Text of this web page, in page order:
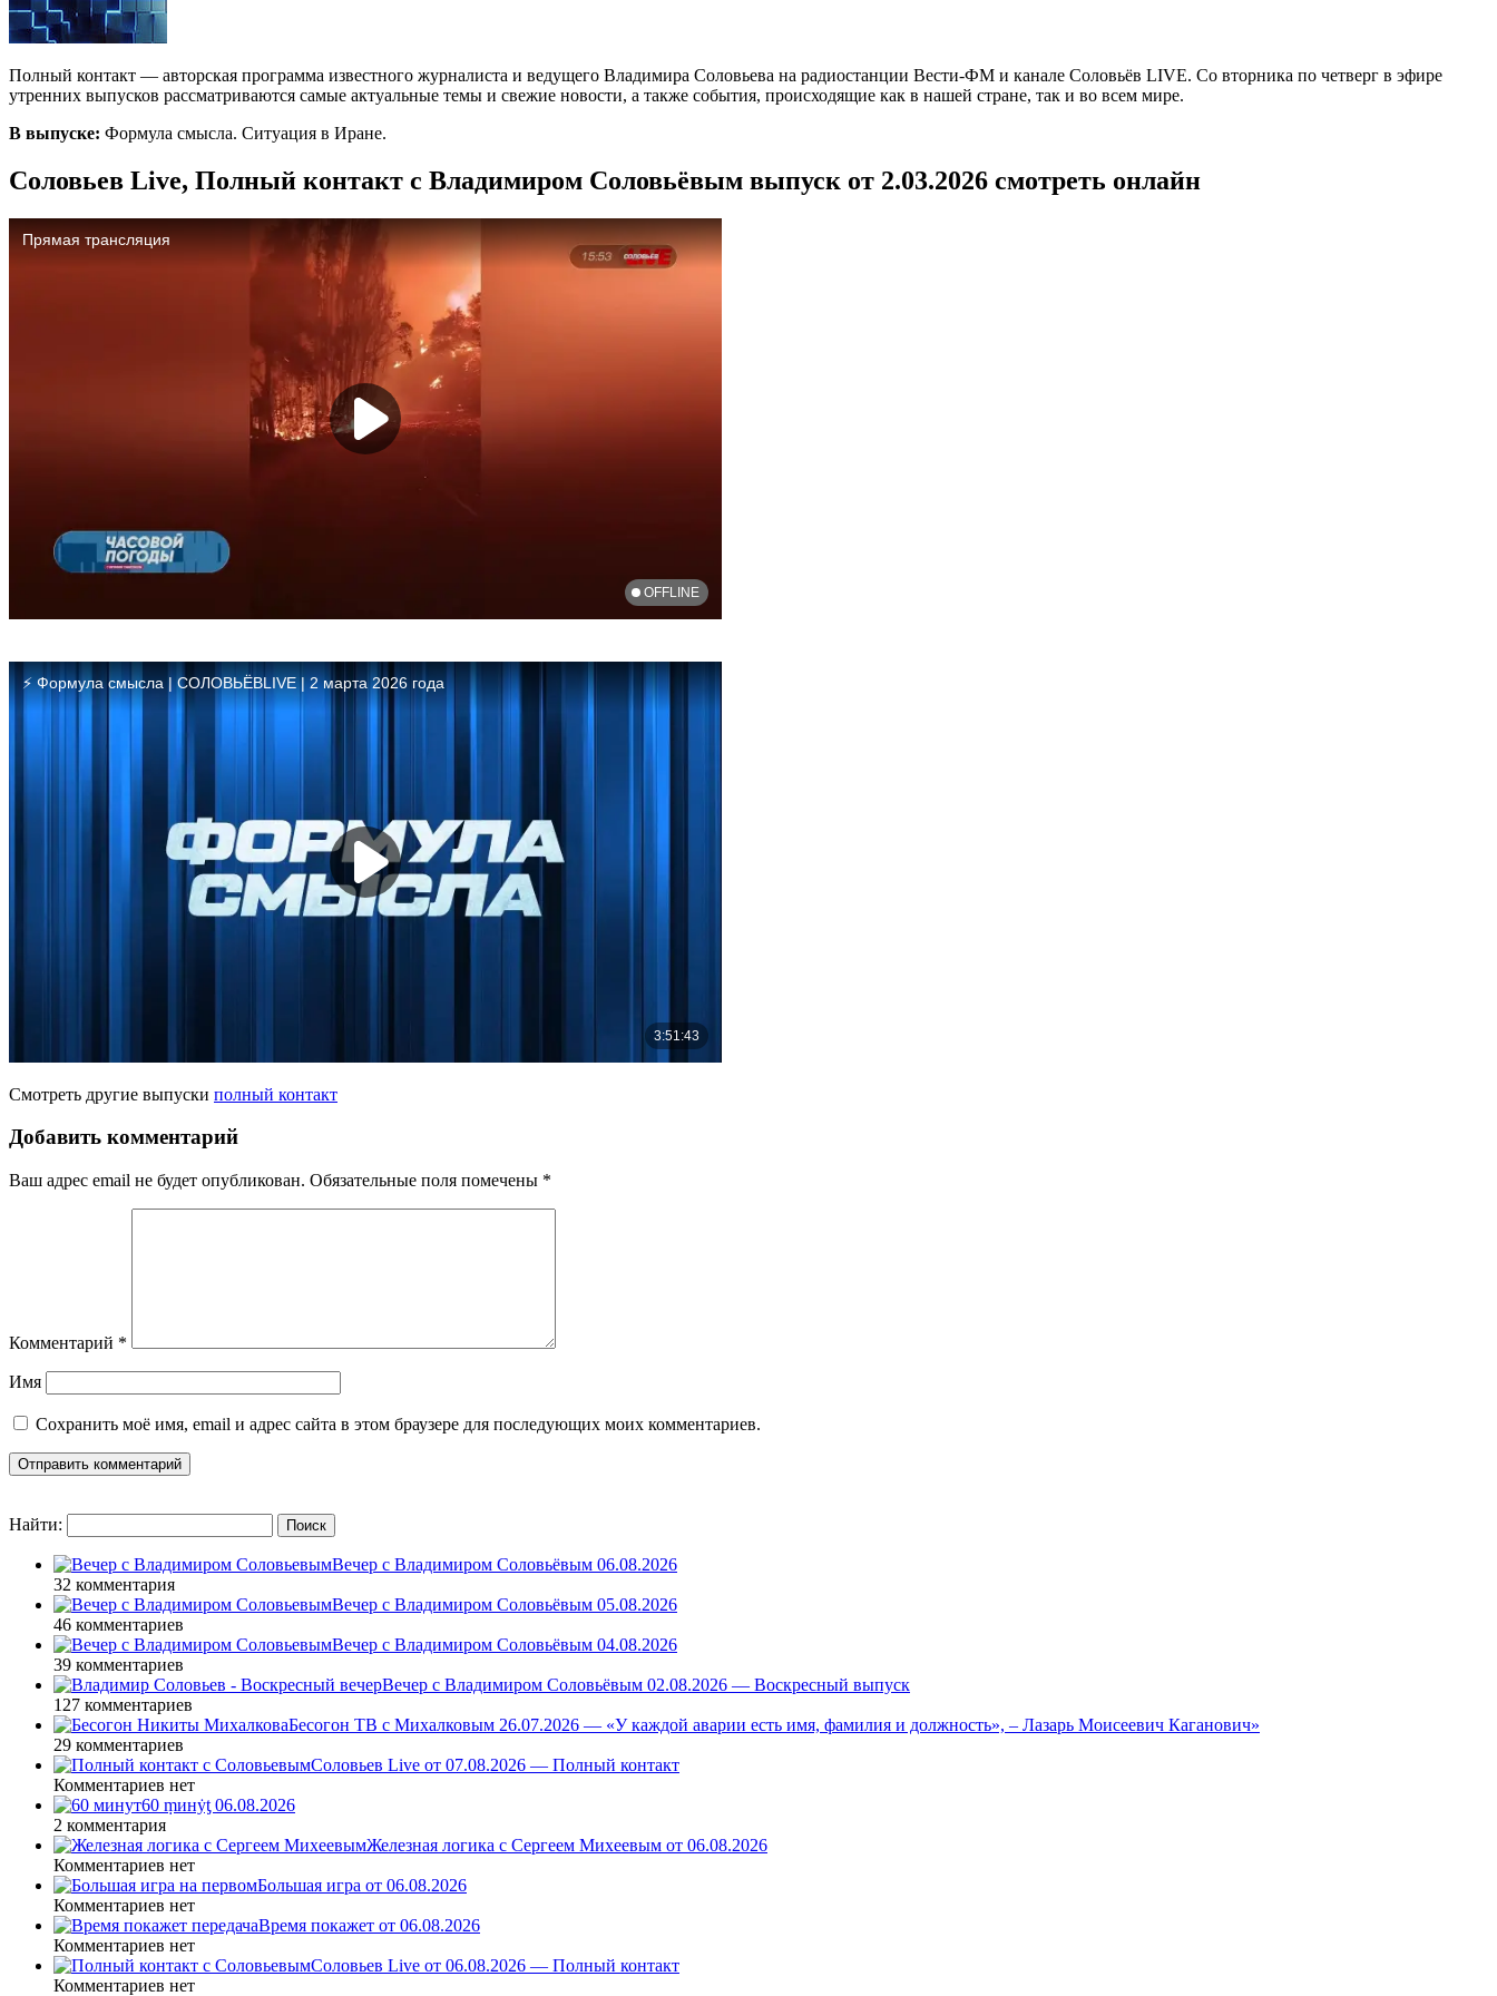
Полный контакт — авторская программа известного журналиста и ведущего Владимира Соловьева на радиостанции Вести-ФМ и канале Соловьёв LIVE. Со вторника по четверг в эфире
утренних выпусков рассматриваются самые актуальные темы и свежие новости, а также события, происходящие как в нашей стране, так и во всем мире.
В выпуске: Формула смысла. Ситуация в Иране.
Соловьев Live, Полный контакт с Владимиром Соловьёвым выпуск от 2.03.2026 смотреть онлайн
Смотреть другие выпуски полный контакт
Добавить комментарий
Ваш адрес email не будет опубликован. Обязательные поля помечены *
Комментарий *
Имя
Сохранить моё имя, email и адрес сайта в этом браузере для последующих моих комментариев.
Найти:
Вечер с Владимиром Соловьёвым 06.08.2026
32 комментария
Вечер с Владимиром Соловьёвым 05.08.2026
46 комментариев
Вечер с Владимиром Соловьёвым 04.08.2026
39 комментариев
Вечер с Владимиром Соловьёвым 02.08.2026 — Воскресный выпуск
127 комментариев
Бесогон ТВ с Михалковым 26.07.2026 — «У каждой аварии есть имя, фамилия и должность», – Лазарь Моисеевич Каганович»
29 комментариев
Соловьев Live от 07.08.2026 — Полный контакт
Комментариев нет
60 ṃинẏƫ 06.08.2026
2 комментария
Железная логика с Сергеем Михеевым от 06.08.2026
Комментариев нет
Большая игра от 06.08.2026
Комментариев нет
Время покажет от 06.08.2026
Комментариев нет
Соловьев Live от 06.08.2026 — Полный контакт
Комментариев нет